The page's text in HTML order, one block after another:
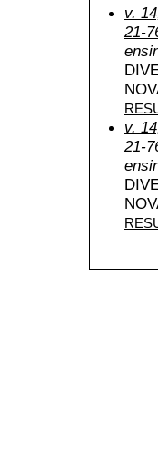
v.
21-
v.
21-